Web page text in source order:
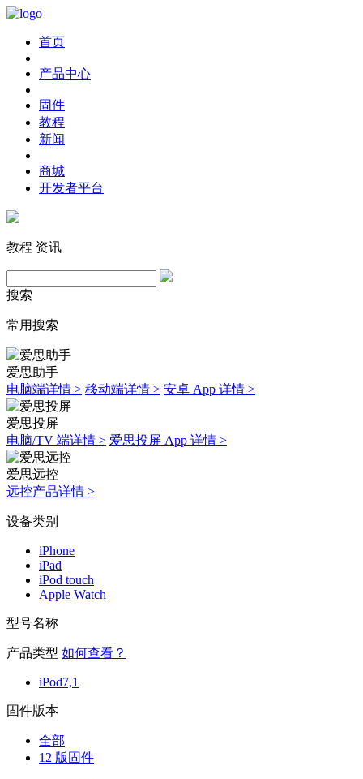
首页
产品中心
固件
教程
新闻
商城
开发者平台
教程 资讯
搜索
常用搜索
爱思助手
电脑端详情 > 移动端详情 > 安卓 App 详情 >
爱思投屏
电脑/TV 端详情 > 爱思投屏 App 详情 >
爱思远控
远控产品详情 >
设备类别
iPhone
iPad
iPod touch
Apple Watch
型号名称
产品类型 如何查看？
iPod7,1
固件版本
全部
12 版固件